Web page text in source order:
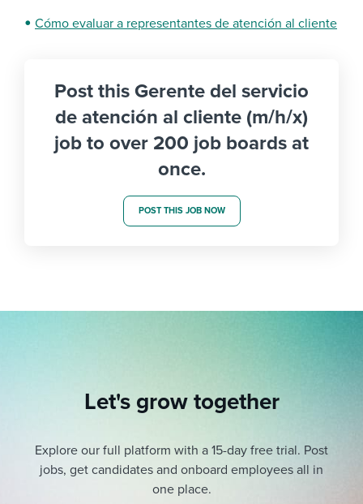
Cómo evaluar a representantes de atención al cliente
Post this Gerente del servicio
de atención al cliente (m/h/x)
job to over 200 job boards at
once.
POST THIS JOB NOW
Let's grow together
Explore our full platform with a 15-day free trial. Post
jobs, get candidates and onboard employees all in
one place.